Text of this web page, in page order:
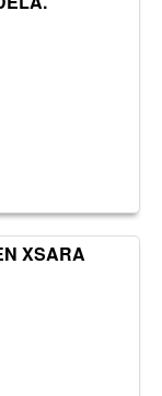
XSARA